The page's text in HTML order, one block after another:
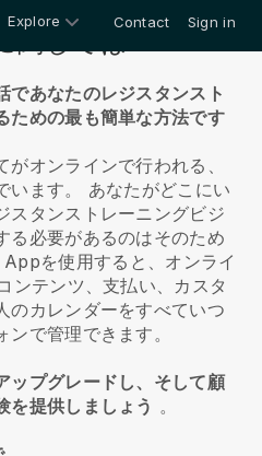
Explore Contact Sign in
であなたのレジスタンスト
ための最も簡単な方法です
オンラインで行われる、
います。 あなたがどこにい
スタンストレーニングビジ
る必要があるのはそのため
を使用すると、オンライ
ンテンツ、支払い、カスタ
のカレンダーをすべていつ
で管理できます。
ップグレードし、そして顧
を提供しましょう 。